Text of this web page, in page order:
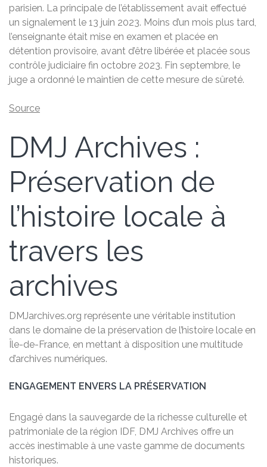
parisien. La principale de l’établissement avait effectué
un signalement le 13 juin 2023. Moins d’un mois plus tard,
l’enseignante était mise en examen et placée en
détention provisoire, avant d’être libérée et placée sous
contrôle judiciaire fin octobre 2023. Fin septembre, le
juge a ordonné le maintien de cette mesure de sûreté.
Source
DMJ Archives :
Préservation de
l’histoire locale à
travers les
archives
DMJarchives.org représente une véritable institution
dans le domaine de la préservation de l’histoire locale en
Île-de-France, en mettant à disposition une multitude
d’archives numériques.
ENGAGEMENT ENVERS LA PRÉSERVATION
Engagé dans la sauvegarde de la richesse culturelle et
patrimoniale de la région IDF, DMJ Archives offre un
accès inestimable à une vaste gamme de documents
historiques.